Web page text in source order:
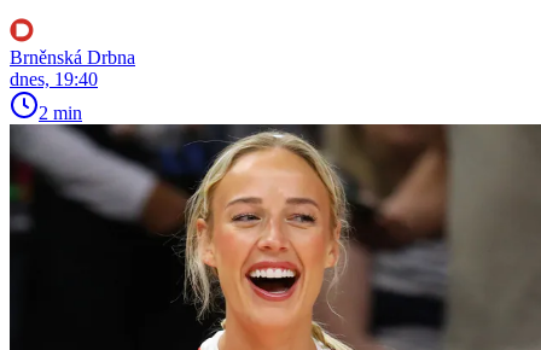
Brněnská Drbna
dnes, 19:40
2 min